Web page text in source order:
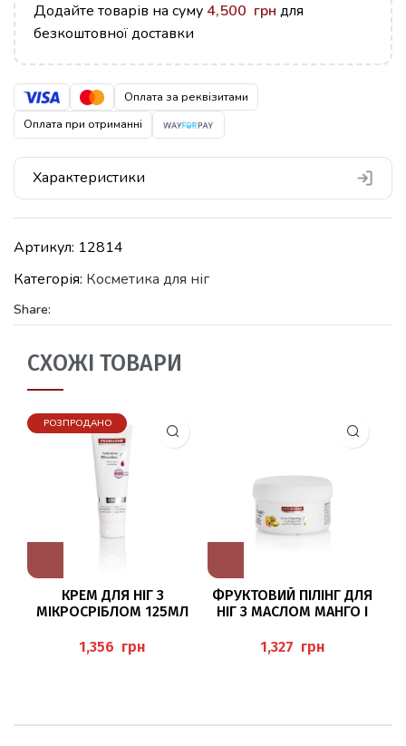
Додайте товарів на суму 4,500 грн для
безкоштовної доставки
Оплата за реквізитами
Оплата при отриманні
Характеристики
Артикул: 12814
Категорія: Косметика для ніг
Share:
СХОЖІ ТОВАРИ
РОЗПРОДАНО
КРЕМ ДЛЯ НІГ З
МІКРОСРІБЛОМ 125МЛ
грн
ФРУКТОВИЙ ПІЛІНГ ДЛЯ
НІГ З МАСЛОМ МАНГО І
125МЛ (FRUCHT-
FUSSPEELING) PEDIBAEHR
грн